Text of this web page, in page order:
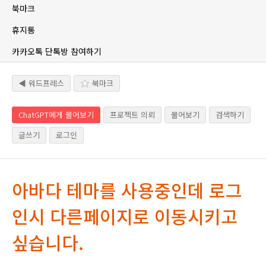
북마크
휴지통
카카오톡 단톡방 참여하기
◀ 워드프레스 북마크
ChatGPT에게 물어보기 프로젝트 의뢰 물어보기
검색하기
글쓰기
로그인
아바다 테마를 사용중인데 로그
인시 다른페이지로 이동시키고
싶습니다.